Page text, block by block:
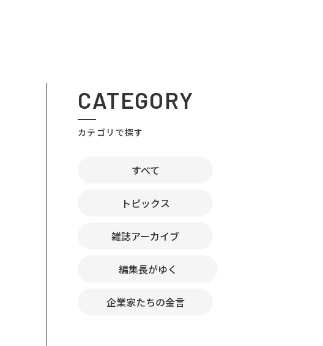
CATEGORY
カテゴリで探す
すべて
トピックス
雑誌アーカイブ
編集長がゆく
企業家たちの金言